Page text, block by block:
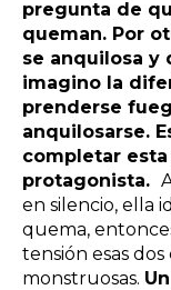
pregunta de
queman. Por
se anquilosa y
imagino la
prenderse
anquilosarse.
completar
protagonista.
en silencio, ella
quema,
tensión esas
monstruosas.